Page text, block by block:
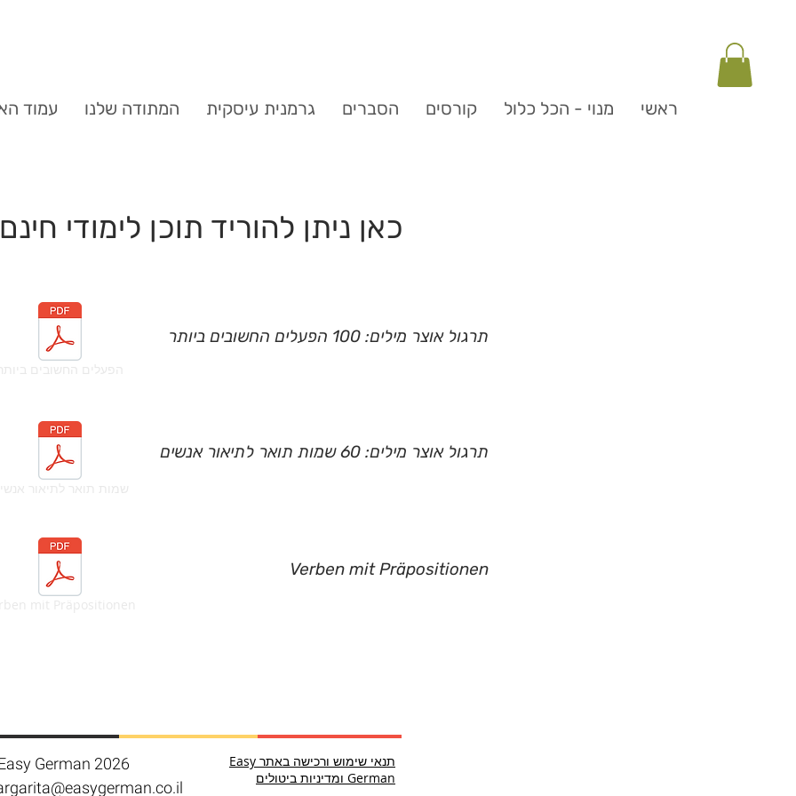
ראשי מנוי - הכל כלול קורסים הסברים גרמנית עיסקית המתודה שלנו עמוד
כאן ניתן להוריד תוכן לימודי חינם
תרגול אוצר מילים: 100 הפעלים החשובים ביותר
תרגול אוצר מילים: 60 שמות תואר לתיאור אנשים
Verben mit Präpositionen
German 2026
תנאי שימוש ורכישה באתר Easy
German ומדיניות ביטולים